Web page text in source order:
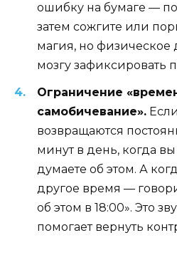
ошибку на бумаге —
затем сожгите или
магия, но физическое
мозгу зафиксировать
Ограничение
самобичевание».
возвращаются
минут в день, когда вы
думаете об этом. А
другое время —
об этом в 18:00». Это
помогает вернуть